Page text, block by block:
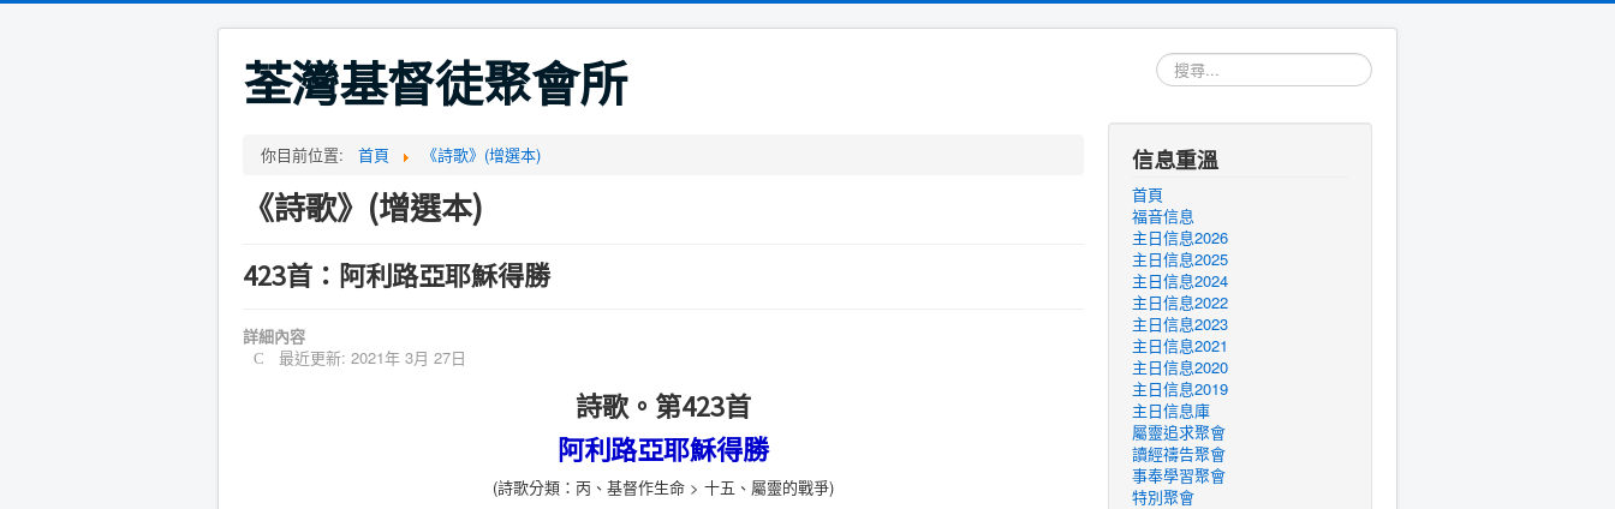
荃灣基督徒聚會所
搜
尋...
你目前位置: 首頁 《詩歌》(增選本)
《詩歌》(增選本)
423首：阿利路亞耶穌得勝
詳細內容
最近更新: 2021年 3月 27日
詩歌。第423首
阿利路亞耶穌得勝
(詩歌分類：丙、基督作生命 > 十五、屬靈的戰爭)
信息重溫
首頁
福音信息
主日信息2026
主日信息2025
主日信息2024
主日信息2022
主日信息2023
主日信息2021
主日信息2020
主日信息2019
主日信息庫
屬靈追求聚會
讀經禱告聚會
事奉學習聚會
特別聚會